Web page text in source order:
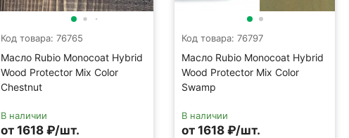
Код товара: 76765
Масло Rubio Monocoat Hybrid
Wood Protector Mix Color
Chestnut
В наличии
от 1618 ₽/шт.
Код товара: 76797
Масло Rubio Monocoat Hybrid
Wood Protector Mix Color
Swamp
В наличии
от 1618 ₽/шт.